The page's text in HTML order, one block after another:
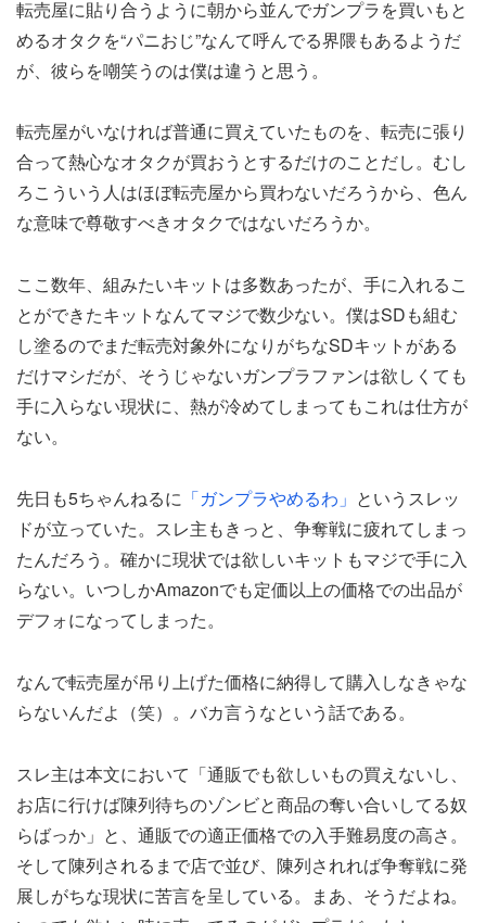
転売屋に貼り合うように朝から並んでガンプラを買いもと
めるオタクを“パニおじ”なんて呼んでる界隈もあるようだ
が、彼らを嘲笑うのは僕は違うと思う。
転売屋がいなければ普通に買えていたものを、転売に張り
合って熱心なオタクが買おうとするだけのことだし。むし
ろこういう人はほぼ転売屋から買わないだろうから、色ん
な意味で尊敬すべきオタクではないだろうか。
ここ数年、組みたいキットは多数あったが、手に入れるこ
とができたキットなんてマジで数少ない。僕はSDも組む
し塗るのでまだ転売対象外になりがちなSDキットがある
だけマシだが、そうじゃないガンプラファンは欲しくても
手に入らない現状に、熱が冷めてしまってもこれは仕方が
ない。
先日も5ちゃんねるに 「ガンプラやめるわ」 というスレッ
ドが立っていた。スレ主もきっと、争奪戦に疲れてしまっ
たんだろう。確かに現状では欲しいキットもマジで手に入
らない。いつしかAmazonでも定価以上の価格での出品が
デフォになってしまった。
なんで転売屋が吊り上げた価格に納得して購入しなきゃな
らないんだよ（笑）。バカ言うなという話である。
スレ主は本文において「通販でも欲しいもの買えないし、
お店に行けば陳列待ちのゾンビと商品の奪い合いしてる奴
らばっか」と、通販での適正価格での入手難易度の高さ。
そして陳列されるまで店で並び、陳列されれば争奪戦に発
展しがちな現状に苦言を呈している。まあ、そうだよね。